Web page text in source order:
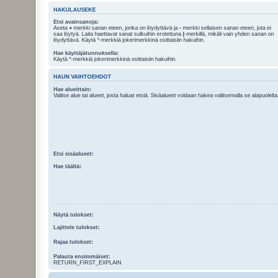
HAKULAUSEKE
Etsi avainsanoja:
Aseta + merkki sanan eteen, jonka on löydyttävä ja - merkki sellaisen sanan eteen, jota ei
saa löytyä. Laita haettavat sanat sulkuihin erotettuna |-merkillä, mikäli vain yhden sanan on
löydyttävä. Käytä *-merkkiä jokerimerkkinä osittaisiin hakuihin.
Hae käyttäjätunnuksella:
Käytä *-merkkiä jokerimerkkinä osittaisiin hakuihin.
HAUN VAIHTOEHDOT
Hae alueittain:
Valitse alue tai alueet, josta haluat etsiä. Sisäalueet voidaan hakea valitsemalla se alapuolelta.
Etsi sisäalueet:
Hae täältä:
Näytä tulokset:
Lajittele tulokset:
Rajaa tulokset:
Palauta ensimmäiset:
RETURN_FIRST_EXPLAIN